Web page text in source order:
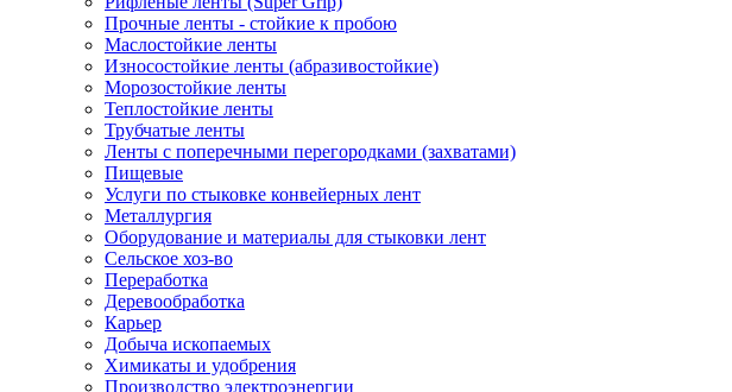
Прочные ленты - стойкие к пробою
Маслостойкие ленты
Износостойкие ленты (абразивостойкие)
Морозостойкие ленты
Теплостойкие ленты
Трубчатые ленты
Ленты с поперечными перегородками (захватами)
Пищевые
Услуги по стыковке конвейерных лент
Металлургия
Оборудование и материалы для стыковки лент
Сельское хоз-во
Переработка
Деревообработка
Карьер
Добыча ископаемых
Химикаты и удобрения
Производство электроэнергии